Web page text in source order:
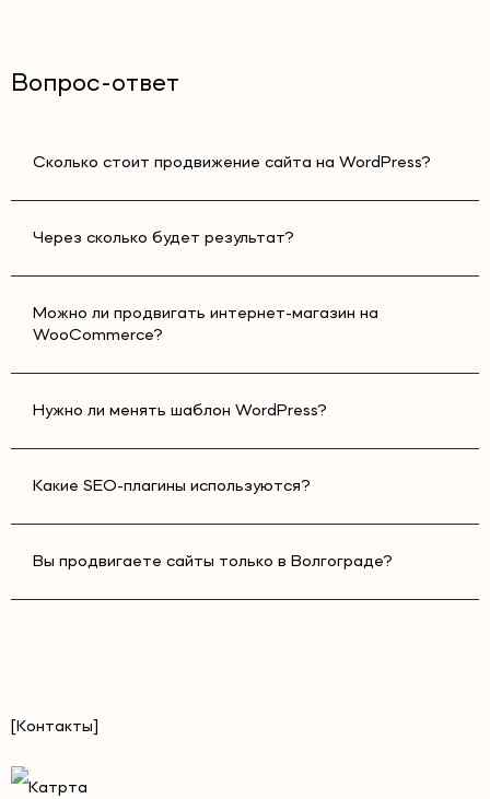
Вопрос-ответ
Сколько стоит продвижение сайта на WordPress?
Через сколько будет результат?
Можно ли продвигать интернет-магазин на
WooCommerce?
Нужно ли менять шаблон WordPress?
Какие SEO-плагины используются?
Вы продвигаете сайты только в Волгограде?
[Контакты]